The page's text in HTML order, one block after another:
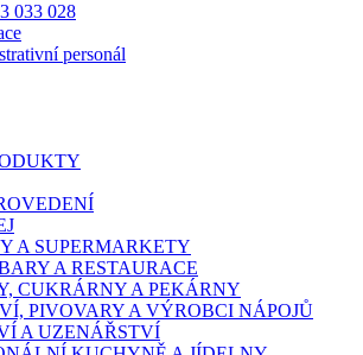
033 028
personál
A SUPERMARKETY
A RESTAURACE
CUKRÁRNY A PEKÁRNY
PIVOVARY A VÝROBCI NÁPOJŮ
A UZENÁŘSTVÍ